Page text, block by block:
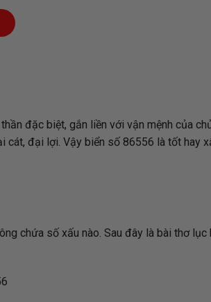
đặc biệt, gắn liền với vận mệnh của
đại lợi. Vậy biển số 86556 là tốt hay
chứa số xấu nào. Sau đây là bài thơ